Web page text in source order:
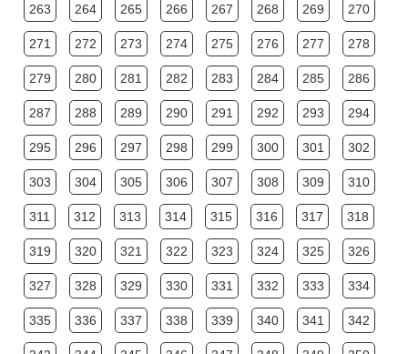
263 264 265 266 267 268 269 270
271 272 273 274 275 276 277 278
279 280 281 282 283 284 285 286
287 288 289 290 291 292 293 294
295 296 297 298 299 300 301 302
303 304 305 306 307 308 309 310
311 312 313 314 315 316 317 318
319 320 321 322 323 324 325 326
327 328 329 330 331 332 333 334
335 336 337 338 339 340 341 342